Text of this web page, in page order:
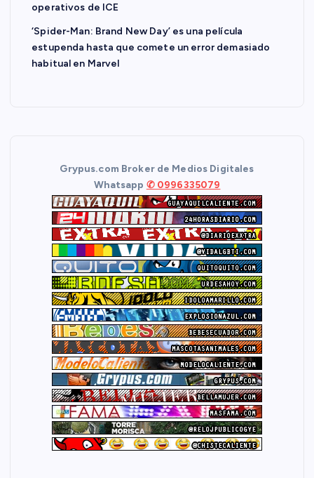
operativos de ICE
‘Spider-Man: Brand New Day’ es una película
estupenda hasta que comete un error demasiado
habitual en Marvel
Grypus.com Broker de Medios Digitales
Whatsapp ✆ 0996335079